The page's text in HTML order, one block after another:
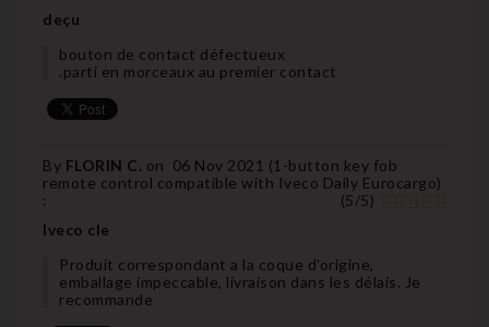
deçu
bouton de contact défectueux
.parti en morceaux au premier contact
By FLORIN C. on 06 Nov 2021 (1-button key fob
remote control compatible with Iveco Daily Eurocargo)
:
(5/5)
Iveco cle
Produit correspondant a la coque d'origine,
emballage impeccable, livraison dans les délais. Je
recommande